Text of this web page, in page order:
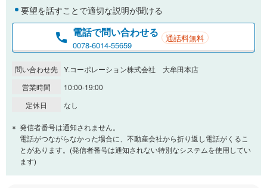
要望を話すことで適切な説明が聞ける
電話で問い合わせる
0078-6014-55659
通話料無料
問い合わせ先 Y.コーポレーション株式会社 大牟田本店
営業時間
10:00-19:00
定休日
なし
発信者番号は通知されません。
電話がつながらなかった場合に、不動産会社から折り返し電話がくるこ
とがあります。(発信者番号は通知されない特別なシステムを使用してい
ます)